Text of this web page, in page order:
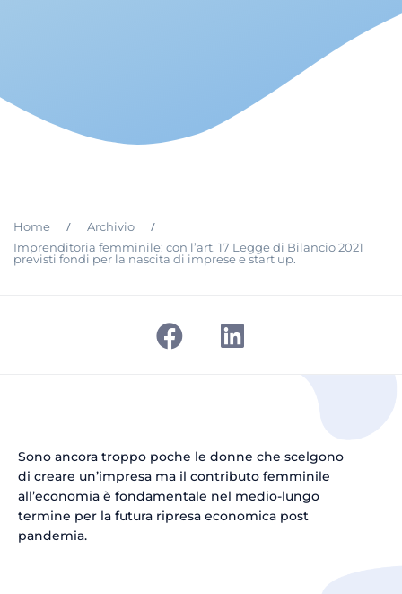
Home / Archivio /
Imprenditoria femminile: con l’art. 17 Legge di Bilancio 2021
previsti fondi per la nascita di imprese e start up.
Sono ancora troppo poche le donne che scelgono
di creare un’impresa ma il contributo femminile
all’economia è fondamentale nel medio-lungo
termine per la futura ripresa economica post
pandemia.